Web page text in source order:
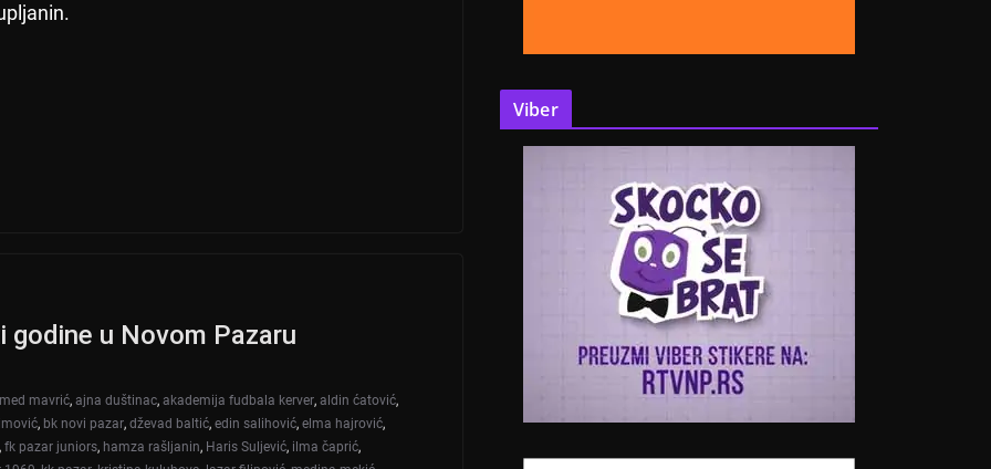
u Novom Pazaru
mavrić, ajna duštinac, akademija fudbala kerver, aldin ćatović,
, bk novi pazar, dževad baltić, edin salihović, elma hajrović,
, fk pazar juniors, hamza rašljanin, Haris Suljević, ilma čaprić,
Viber